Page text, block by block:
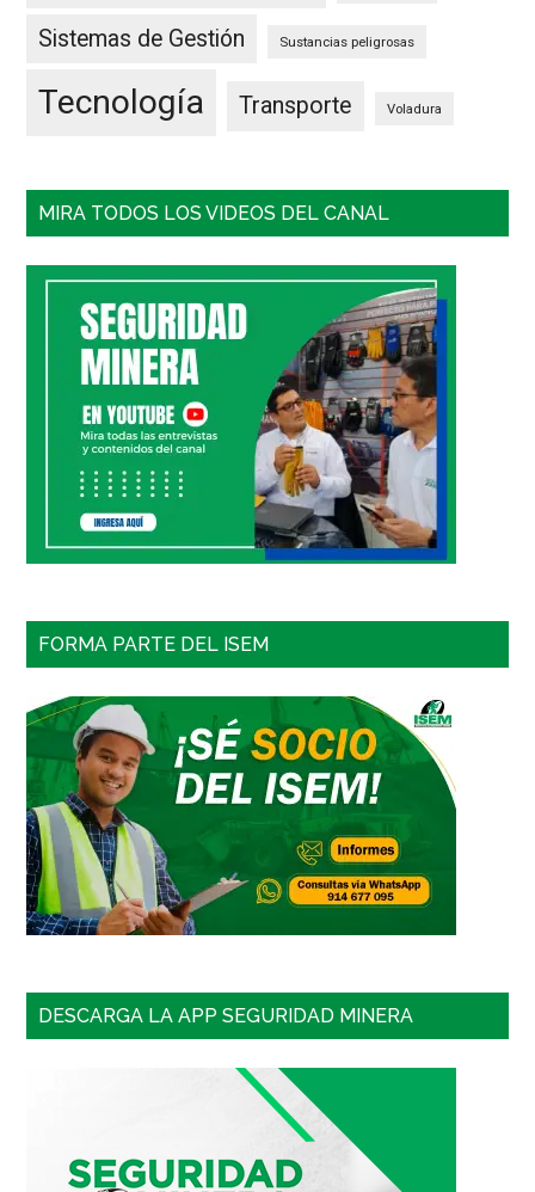
Sistemas de Gestión Sustancias peligrosas
Tecnología Transporte Voladura
MIRA TODOS LOS VIDEOS DEL CANAL
FORMA PARTE DEL ISEM
DESCARGA LA APP SEGURIDAD MINERA